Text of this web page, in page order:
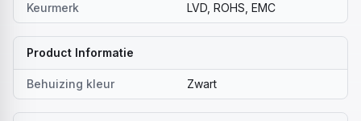
Keurmerk LVD, ROHS, EMC
Product Informatie
Behuizing kleur Zwart